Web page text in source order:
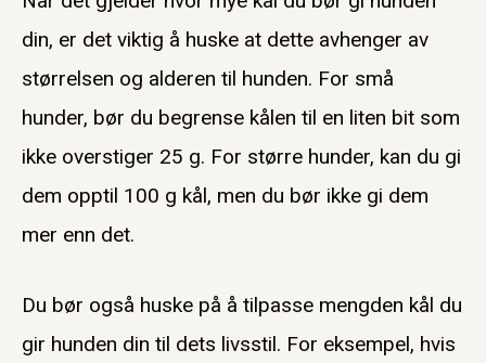
din, er det viktig å huske at dette avhenger av
størrelsen og alderen til hunden. For små
hunder, bør du begrense kålen til en liten bit som
ikke overstiger 25 g. For større hunder, kan du gi
dem opptil 100 g kål, men du bør ikke gi dem
mer enn det.
Du bør også huske på å tilpasse mengden kål du
gir hunden din til dets livsstil. For eksempel, hvis